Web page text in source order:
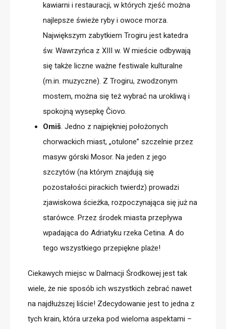
kawiarni i restauracji, w których zjeść można
najlepsze świeże ryby i owoce morza.
Największym zabytkiem Trogiru jest katedra
św. Wawrzyńca z XIII w. W mieście odbywają
się także liczne ważne festiwale kulturalne
(m.in. muzyczne). Z Trogiru, zwodzonym
mostem, można się też wybrać na urokliwą i
spokojną wysepkę Čiovo.
Omiš. Jedno z najpiękniej położonych
chorwackich miast, „otulone” szczelnie przez
masyw górski Mosor. Na jeden z jego
szczytów (na którym znajdują się
pozostałości pirackich twierdz) prowadzi
zjawiskowa ścieżka, rozpoczynająca się już na
starówce. Przez środek miasta przepływa
wpadająca do Adriatyku rzeka Cetina. A do
tego wszystkiego przepiękne plaże!
Ciekawych miejsc w Dalmacji Środkowej jest tak
wiele, że nie sposób ich wszystkich zebrać nawet
na najdłuższej liście! Zdecydowanie jest to jedna z
tych krain, która urzeka pod wieloma aspektami –